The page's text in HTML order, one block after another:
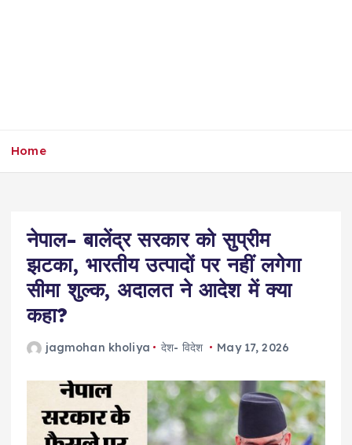
Home
नेपाल- बालेंद्र सरकार को सुप्रीम
झटका, भारतीय उत्पादों पर नहीं लगेगा
सीमा शुल्क, अदालत ने आदेश में क्या
कहा?
jagmohan kholiya देश- विदेश May 17, 2026